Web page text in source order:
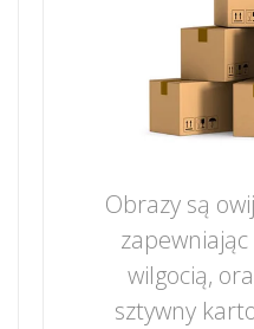
Obrazy są
wilgocią,
sztywny